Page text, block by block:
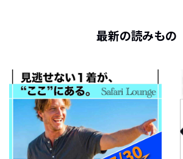
最新の読みもの